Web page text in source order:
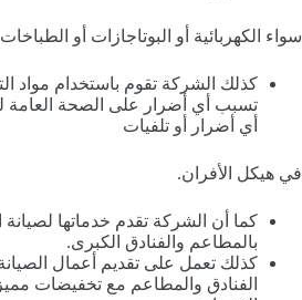
سواء الكهربائية أو البوتاجازات أو
كذلك الشركة تقوم باستخدام مواد
تسبب أي أضرار على الصحة العامة
أي أضرار أو تلفيات
في هيكل الأفران.
كما أن الشركة تقدم خدماتها لصيانة
بالمطاعم والفنادق الكبرى.
كذلك تعمل على تقديم أعمال الصيانة
الفنادق والمطاعم مع تخفيضات